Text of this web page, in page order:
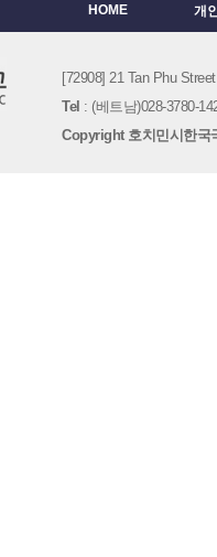
HOME 개
[72908] 21 Tan Phu
Tel : (베트남)028-3780-
Copyright 호치민시한국